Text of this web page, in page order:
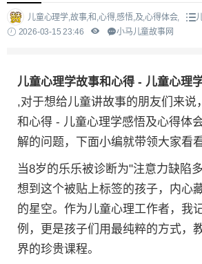
儿童心理学,故事,和,心得,感悟,及,心得体会,
2026-03-15 23:46
小马儿童故事网
儿童心理学故事和心得 - 儿童心理
,对于想给儿童讲故事的朋友们来说
和心得 - 儿童心理学感悟及心得体
解的问题，下面小编就带领大家看
当8岁的乐乐被诊断为"注意力缺陷
想到这个被贴上标签的孩子，内心
的星空。作为儿童心理工作者，我
例，更是孩子们用最纯粹的方式，
界的珍贵课程。